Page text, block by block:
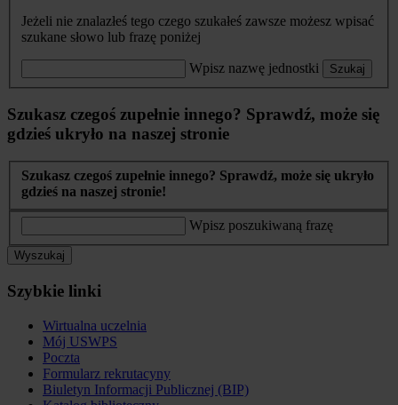
Jeżeli nie znalazłeś tego czego szukałeś zawsze możesz wpisać
szukane słowo lub frazę poniżej
Wpisz nazwę jednostki Szukaj
Szukasz czegoś zupełnie innego? Sprawdź, może się
gdzieś ukryło na naszej stronie
Szukasz czegoś zupełnie innego? Sprawdź, może się ukryło
gdzieś na naszej stronie!
Wpisz poszukiwaną frazę
Wyszukaj
Szybkie linki
Wirtualna uczelnia
Mój USWPS
Poczta
Formularz rekrutacyny
Biuletyn Informacji Publicznej (BIP)